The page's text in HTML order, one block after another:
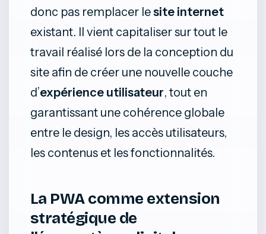
donc pas remplacer lesite internet
existant. Il vient capitaliser sur tout le
travail réalisé lors de la conception du
site afin de créer une nouvelle couche
d’expérience utilisateur, tout en
garantissant une cohérence globale
entre le design, les accès utilisateurs,
les contenus et les fonctionnalités.
La PWA comme extension
stratégique de